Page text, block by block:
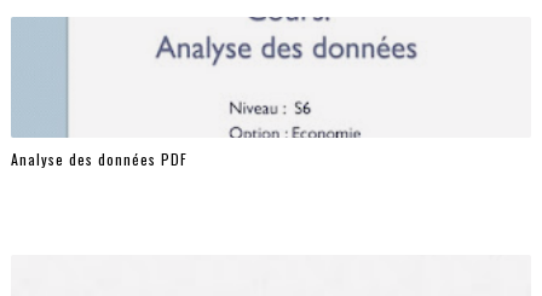
Analyse des données PDF